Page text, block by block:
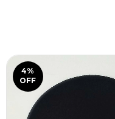
4%
OFF